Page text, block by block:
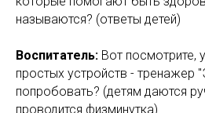
называются? (ответы детей)
Воспитатель: Вот посмотрите,
простых устройств - тренажер
попробовать? (детям даются
проводится физминутка)